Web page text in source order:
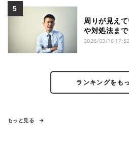
周りが見え
や対処法ま
2026/03/18 17:52
ランキングをも
もっと見る